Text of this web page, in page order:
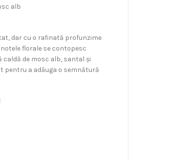
alb
dar cu o rafinată profunzime
florale se contopesc
caldă de mosc alb, santal și
pentru a adăuga o semnătură